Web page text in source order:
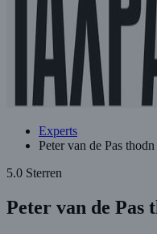
Experts
Peter van de Pas
5.0 Sterren
Peter van de Pas